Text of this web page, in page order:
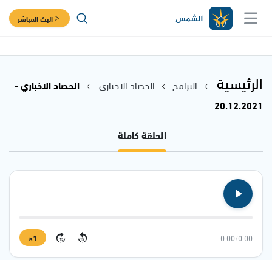
البث المباشر
الرئيسية البرامج الحصاد الاخباري
الحصاد الاخباري -
20.12.2021
الحلقة كاملة
0:00
/
0:00
15
15
1×